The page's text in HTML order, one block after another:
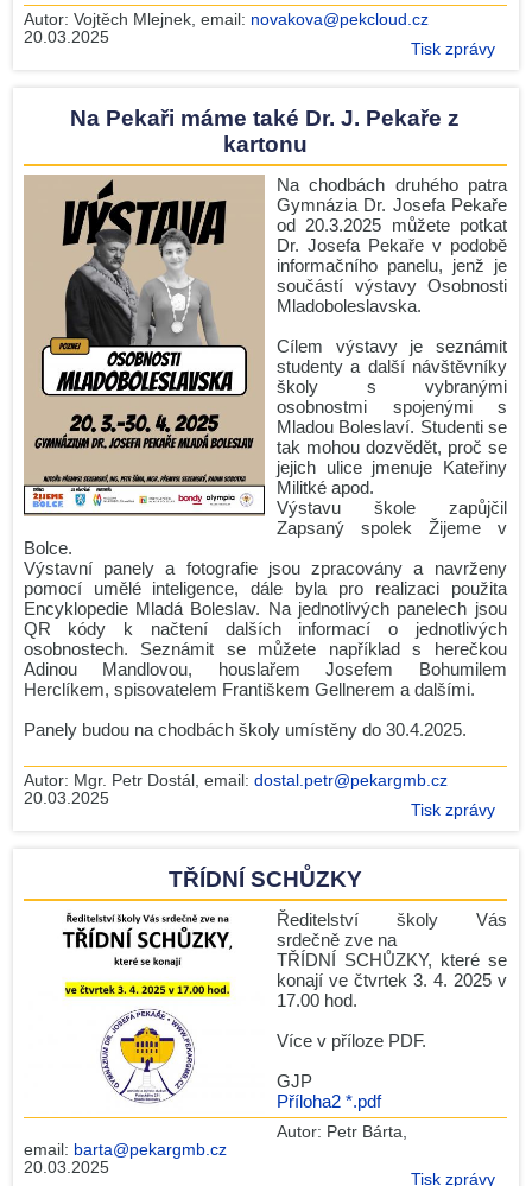
Autor: Vojtěch Mlejnek, email: novakova@pekcloud.cz
20.03.2025
Tisk zprávy
Na Pekaři máme také Dr. J. Pekaře z
kartonu
Na chodbách druhého patra
Gymnázia Dr. Josefa Pekaře
od 20.3.2025 můžete potkat
Dr. Josefa Pekaře v podobě
informačního panelu, jenž je
součástí výstavy Osobnosti
Mladoboleslavska.
Cílem výstavy je seznámit
studenty a další návštěvníky
školy s vybranými
osobnostmi spojenými s
Mladou Boleslaví. Studenti se
tak mohou dozvědět, proč se
jejich ulice jmenuje Kateřiny
Militké apod.
Výstavu škole zapůjčil
Zapsaný spolek Žijeme v
Bolce.
Výstavní panely a fotografie jsou zpracovány a navrženy
pomocí umělé inteligence, dále byla pro realizaci použita
Encyklopedie Mladá Boleslav. Na jednotlivých panelech jsou
QR kódy k načtení dalších informací o jednotlivých
osobnostech. Seznámit se můžete například s herečkou
Adinou Mandlovou, houslařem Josefem Bohumilem
Herclíkem, spisovatelem Františkem Gellnerem a dalšími.
Panely budou na chodbách školy umístěny do 30.4.2025.
Autor: Mgr. Petr Dostál , email: dostal.petr@pekargmb.cz
20.03.2025
Tisk zprávy
TŘÍDNÍ SCHŮZKY
Ředitelství školy Vás
srdečně zve na
TŘÍDNÍ SCHŮZKY, které se
konají ve čtvrtek 3. 4. 2025 v
17.00 hod.
Více v příloze PDF.
GJP
Příloha2 *.pdf
Autor: Petr Bárta
email: barta@pekargmb.cz
20.03.2025
Tisk zprávy